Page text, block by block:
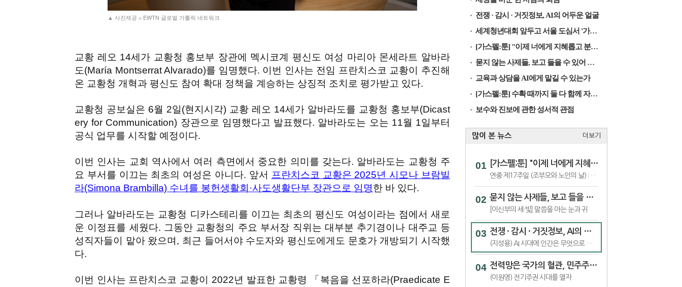
▲ 사진제공 = EWTN 글로벌 가톨릭 네트워크
교황 레오 14세가 교황청 홍보부 장관에 멕시코계 평신도 여성 마리아 몬세라트 알바라
도(María Montserrat Alvarado)를 임명했다. 이번 인사는 전임 프란치스코 교황이 추진해
온 교황청 개혁과 평신도 참여 확대 정책을 계승하는 상징적 조치로 평가받고 있다.
교황청 공보실은 6월 2일(현지시각) 교황 레오 14세가 알바라도를 교황청 홍보부(Dicast
ery for Communication) 장관으로 임명했다고 발표했다. 알바라도는 오는 11월 1일부터
공식 업무를 시작할 예정이다.
이번 인사는 교회 역사에서 여러 측면에서 중요한 의미를 갖는다. 알바라도는 교황청 주
요 부서를 이끄는 최초의 여성은 아니다. 앞서 프란치스코 교황은 2025년 시모나 브람빌
라(Simona Brambilla) 수녀를 봉헌생활회·사도생활단부 장관으로 임명한 바 있다.
그러나 알바라도는 교황청 디카스테리를 이끄는 최초의 평신도 여성이라는 점에서 새로
운 이정표를 세웠다. 그동안 교황청의 주요 부서장 직위는 대부분 추기경이나 대주교 등
성직자들이 맡아 왔으며, 최근 들어서야 수도자와 평신도에게도 문호가 개방되기 시작했
다.
이번 인사는 프란치스코 교황이 2022년 발표한 교황령 「복음을 선포하라(Praedicate E
전쟁 · 감시 · 거짓정보, AI의 어두운 얼굴
세계청년대회 앞두고 서울 도심서 '가톨릭문화박람회’
[가스펠:툰] "이제 너에게 지혜롭고 분별하는 마음을 준다"
묻지 않는 사제들, 보고 들을 수 있어 행복한 제자들
교육과 상담을 AI에게 맡길 수 있는가
[가스펠:툰] 수확 때까지 둘 다 함께 자라도록 내버려 두어라
보수와 진보에 관한 성서적 관점
많이 본 뉴스 더보기
[가스펠:툰] "이제 너에게 지혜롭고 분별하는 마음을 준다"
연중 제17주일 (조부모와 노인의 날) : 함께 작용하여 선을 이룬다
묻지 않는 사제들, 보고 들을 수 있어 행복한 제자들
[이신부의 세·빛] 말씀을 아는 눈과 귀
전쟁 · 감시 · 거짓정보, AI의 어두운 얼굴
(지성용) AI 시대에 인간은 무엇으로 인간다움을 지킬 것인가_7
전력망은 국가의 혈관, 민주주의 전류가 흐르게 해야
(이원영) 전기주권 시대를 열자